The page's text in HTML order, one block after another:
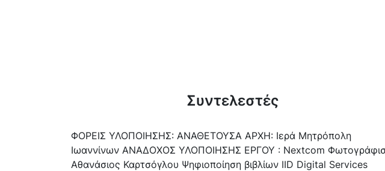
Συντελεστές
ΦΟΡΕΙΣ ΥΛΟΠΟΙΗΣΗΣ: ΑΝΑΘΕΤΟΥΣΑ ΑΡΧΗ: Ιερά Μητρόπολη
Ιωαννίνων ΑΝΑΔΟΧΟΣ ΥΛΟΠΟΙΗΣΗΣ ΕΡΓΟΥ : Nextcom
Αθανάσιος Καρτσόγλου Ψηφιοποίηση βιβλίων IID Digital Services